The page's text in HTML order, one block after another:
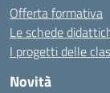
Offerta formativa
Le schede
I progetti delle
Novità